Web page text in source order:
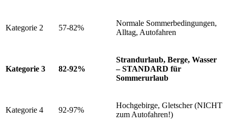
Kategorie 2 57-82%
Normale Sommerbedingungen,
Alltag, Autofahren
Kategorie 3 82-92%
Strandurlaub, Berge, Wasser
– STANDARD für
Sommerurlaub
Kategorie 4 92-97%
Hochgebirge, Gletscher (NICHT
zum Autofahren!)